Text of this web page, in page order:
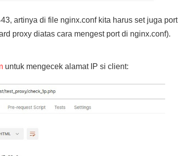
artinya di file nginx.conf kita harus set juga port
proxy diatas cara mengest port di nginx.conf).
untuk mengecek alamat IP si client: